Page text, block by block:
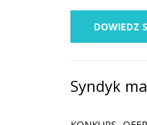
DOWIEDZ
Syndyk